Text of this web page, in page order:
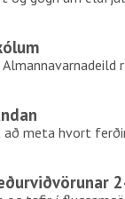
meta hvort